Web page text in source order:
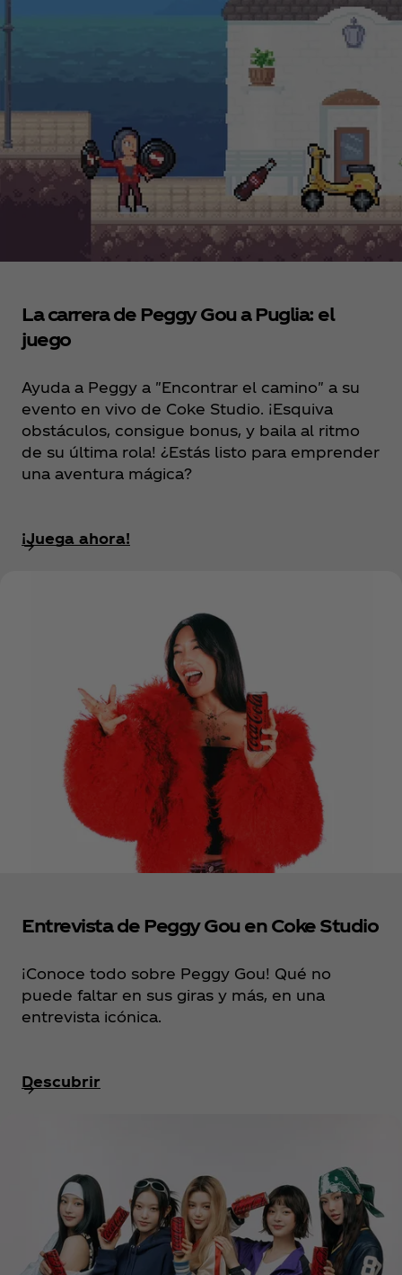
La carrera de Peggy Gou a Puglia: el
juego
Ayuda a Peggy a "Encontrar el camino" a su
evento en vivo de Coke Studio. ¡Esquiva
obstáculos, consigue bonus, y baila al ritmo
de su última rola! ¿Estás listo para emprender
una aventura mágica?
¡Juega ahora!
Entrevista de Peggy Gou en Coke Studio
¡Conoce todo sobre Peggy Gou! Qué no
puede faltar en sus giras y más, en una
entrevista icónica.
Descubrir